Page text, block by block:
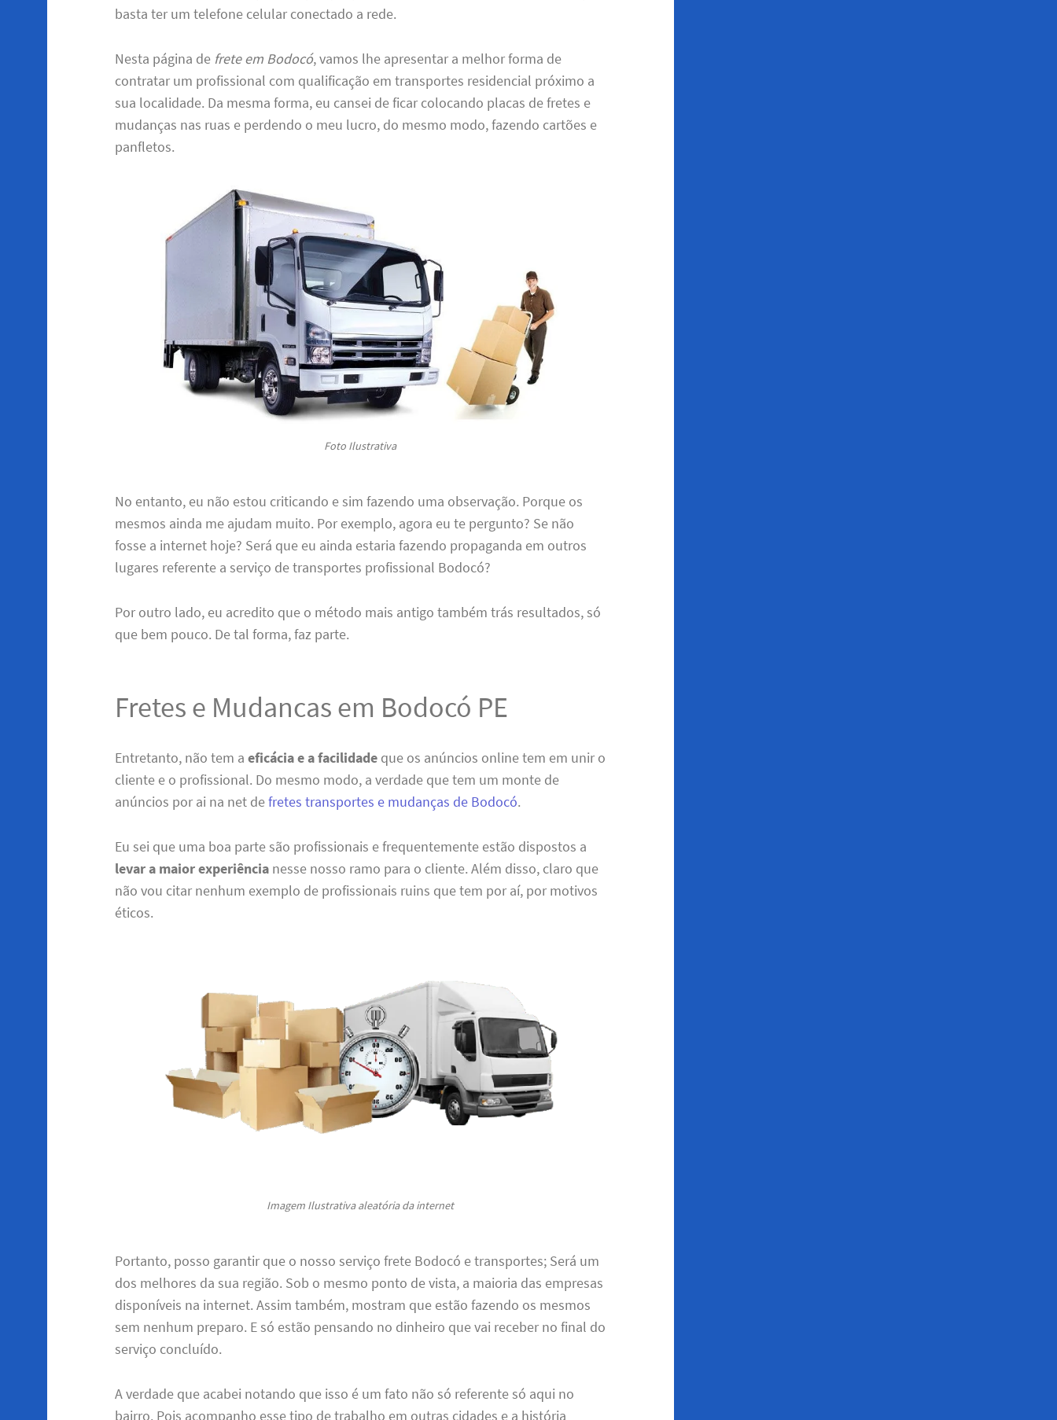
basta ter um telefone celular conectado a rede.
Nesta página de frete em Bodocó, vamos lhe apresentar a melhor forma de
contratar um profissional com qualificação em transportes residencial próximo a
sua localidade. Da mesma forma, eu cansei de ficar colocando placas de fretes e
mudanças nas ruas e perdendo o meu lucro, do mesmo modo, fazendo cartões e
panfletos.
Foto Ilustrativa
No entanto, eu não estou criticando e sim fazendo uma observação. Porque os
mesmos ainda me ajudam muito. Por exemplo, agora eu te pergunto? Se não
fosse a internet hoje? Será que eu ainda estaria fazendo propaganda em outros
lugares referente a serviço de transportes profissional Bodocó?
Por outro lado, eu acredito que o método mais antigo também trás resultados, só
que bem pouco. De tal forma, faz parte.
Fretes e Mudancas em Bodocó PE
Entretanto, não tem aeficácia e a facilidade que os anúncios online tem em unir o
cliente e o profissional. Do mesmo modo, a verdade que tem um monte de
anúncios por ai na net defretes transportes e mudanças de Bodocó.
Eu sei que uma boa parte são profissionais e frequentemente estão dispostos a
levar a maior experiência nesse nosso ramo para o cliente. Além disso, claro que
não vou citar nenhum exemplo de profissionais ruins que tem por aí, por motivos
éticos.
Imagem Ilustrativa aleatória da internet
Portanto, posso garantir que o nosso serviço frete Bodocó e transportes; Será um
dos melhores da sua região. Sob o mesmo ponto de vista, a maioria das empresas
disponíveis na internet. Assim também, mostram que estão fazendo os mesmos
sem nenhum preparo. E só estão pensando no dinheiro que vai receber no final do
serviço concluído.
A verdade que acabei notando que isso é um fato não só referente só aqui no
bairro. Pois acompanho esse tipo de trabalho em outras cidades e a história